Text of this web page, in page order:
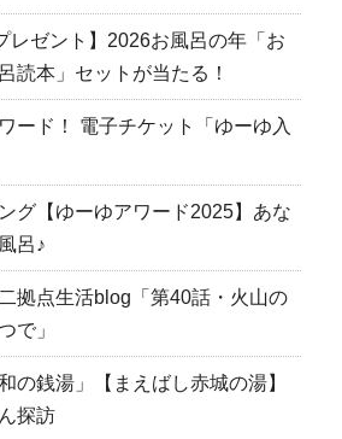
レゼント】2026お風呂の年「お
読本」セットが当たる！
ード！ 電子チケット「ゆーゆ入
グ【ゆーゆアワード2025】あな
呂♪
拠点生活blog「第40話・火山の
で」
の銭湯」【まえばし赤城の湯】
探訪